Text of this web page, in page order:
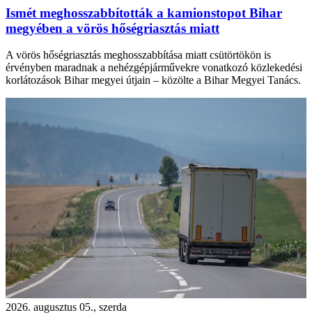
Ismét meghosszabbították a kamionstopot Bihar
megyében a vörös hőségriasztás miatt
A vörös hőségriasztás meghosszabbítása miatt csütörtökön is
érvényben maradnak a nehézgépjárművekre vonatkozó közlekedési
korlátozások Bihar megyei útjain – közölte a Bihar Megyei Tanács.
2026. augusztus 05., szerda